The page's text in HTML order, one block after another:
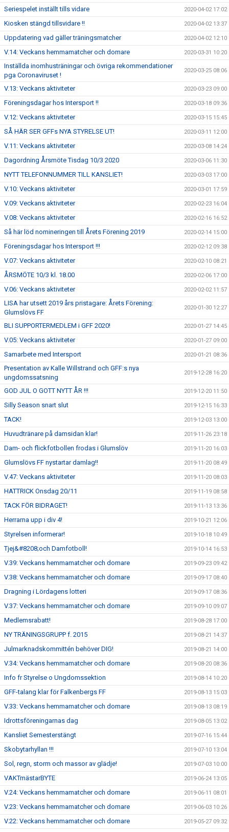
Seriespelet inställt tills vidare 2020-04-02 17:02
Kiosken stängd tillsvidare !! 2020-04-02 13:37
Uppdatering vad gäller träningsmatcher 2020-04-02 12:10
V.14: Veckans hemmamatcher och domare 2020-03-31 10:20
Inställda inomhusträningar och övriga rekommendationer
pga Coronaviruset !
2020-03-25 08:06
V.13: Veckans aktiviteter 2020-03-23 09:00
Föreningsdagar hos Intersport !! 2020-03-18 09:36
V.12: Veckans aktiviteter 2020-03-15 15:45
SÅ HÄR SER GFFs NYA STYRELSE UT! 2020-03-11 12:00
V.11: Veckans aktiviteter 2020-03-08 14:24
Dagordning Årsmöte Tisdag 10/3 2020 2020-03-06 11:30
NYTT TELEFONNUMMER TILL KANSLIET! 2020-03-03 17:00
V.10: Veckans aktiviteter 2020-03-01 17:59
V.09: Veckans aktiviteter 2020-02-23 16:04
V.08: Veckans aktiviteter 2020-02-16 16:52
Så här löd nomineringen till Årets Förening 2019 2020-02-14 15:00
Föreningsdagar hos Intersport !!! 2020-02-12 09:38
V.07: Veckans aktiviteter 2020-02-10 08:21
ÅRSMÖTE 10/3 kl. 18.00 2020-02-06 17:00
V.06: Veckans aktiviteter 2020-02-02 11:57
LISA har utsett 2019 års pristagare: Årets Förening:
Glumslövs FF
2020-01-30 12:27
BLI SUPPORTERMEDLEM i GFF 2020! 2020-01-27 14:45
V.05: Veckans aktiviteter 2020-01-27 09:00
Samarbete med Intersport 2020-01-21 08:36
Presentation av Kalle Willstrand och GFF:s nya
ungdomssatsning
2019-12-28 16:20
GOD JUL O GOTT NYTT ÅR !!! 2019-12-20 11:50
Silly Season snart slut 2019-12-15 16:33
TACK! 2019-12-03 13:00
Huvudtränare på damsidan klar! 2019-11-26 23:18
Dam- och flickfotbollen frodas i Glumslöv 2019-11-20 16:03
Glumslövs FF nystartar damlag!! 2019-11-20 08:49
V.47: Veckans aktiviteter 2019-11-20 08:03
HATTRICK Onsdag 20/11 2019-11-19 08:58
TACK FÖR BIDRAGET! 2019-11-13 13:36
Herrarna upp i div 4! 2019-10-21 12:06
Styrelsen informerar! 2019-10-18 10:49
Tjej&#8208;och Damfotboll! 2019-10-14 16:53
V.39: Veckans hemmamatcher och domare 2019-09-23 09:42
V.38: Veckans hemmamatcher och domare 2019-09-17 08:40
Dragning i Lördagens lotteri 2019-09-17 08:36
V.37: Veckans hemmamatcher och domare 2019-09-10 09:07
Medlemsrabatt! 2019-08-28 17:00
NY TRÄNINGSGRUPP f. 2015 2019-08-21 14:37
Julmarknadskommittén behöver DIG! 2019-08-21 14:00
V.34: Veckans hemmamatcher och domare 2019-08-20 08:36
Info fr Styrelse o Ungdomssektion 2019-08-14 10:20
GFF-talang klar för Falkenbergs FF 2019-08-13 15:03
V.33: Veckans hemmamatcher och domare 2019-08-13 08:19
Idrottsföreningarnas dag 2019-08-05 13:02
Kansliet Semesterstängt 2019-07-16 15:44
Skobytarhyllan !!! 2019-07-10 13:04
Sol, regn, storm och massor av glädje! 2019-07-03 10:00
VAKTmästarBYTE 2019-06-24 13:05
V.24: Veckans hemmamatcher och domare 2019-06-11 08:01
V.23: Veckans hemmamatcher och domare 2019-06-03 10:26
V.22: Veckans hemmamatcher och domare 2019-05-27 09:32